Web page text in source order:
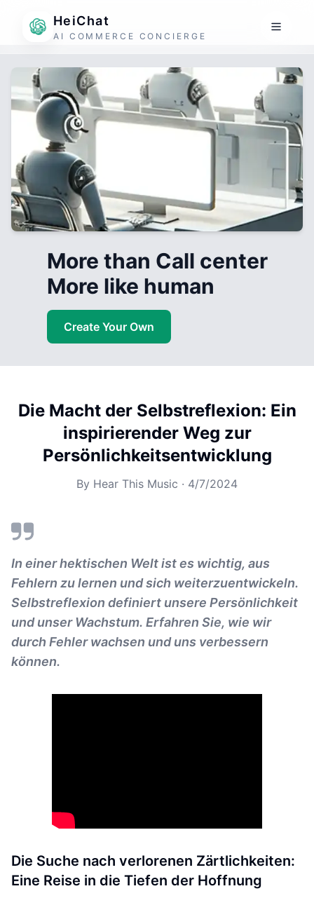
HeiChat
AI COMMERCE CONCIERGE
More than Call center
More like human
Create Your Own
Die Macht der Selbstreflexion: Ein
inspirierender Weg zur
Persönlichkeitsentwicklung
By Hear This Music · 4/7/2024
In einer hektischen Welt ist es wichtig, aus
Fehlern zu lernen und sich weiterzuentwickeln.
Selbstreflexion definiert unsere Persönlichkeit
und unser Wachstum. Erfahren Sie, wie wir
durch Fehler wachsen und uns verbessern
können.
Die Suche nach verlorenen Zärtlichkeiten:
Eine Reise in die Tiefen der Hoffnung